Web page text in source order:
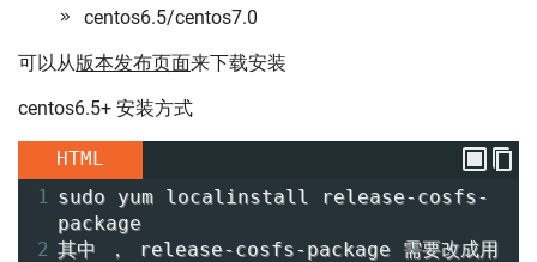
centos6.5/centos7.0
可以从版本发布页面来下载安装
centos6.5+ 安装方式
HTML
1 sudo yum localinstall release-cosfs-
package
2 其中 ， release-cosfs-package 需要改成用